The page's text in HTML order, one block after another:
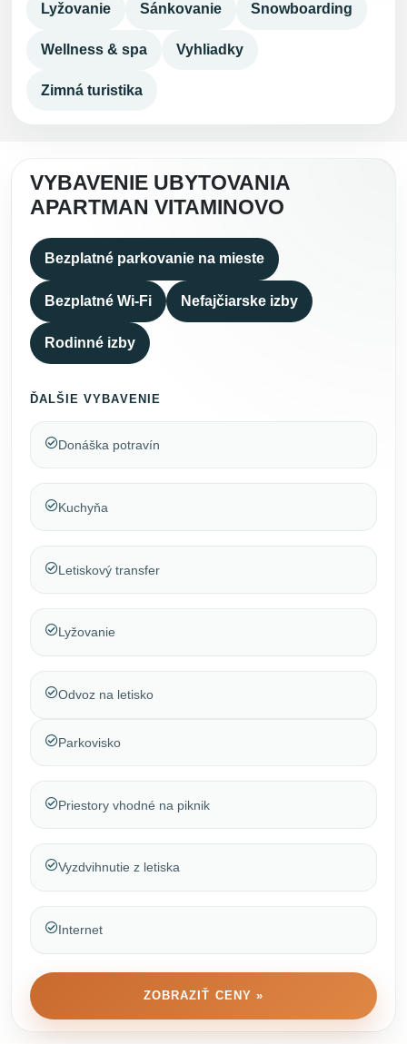
Lyžovanie Sánkovanie Snowboarding
Wellness & spa Vyhliadky
Zimná turistika
VYBAVENIE UBYTOVANIA
APARTMAN VITAMINOVO
Bezplatné parkovanie na mieste
Bezplatné Wi-Fi Nefajčiarske izby
Rodinné izby
ĎALŠIE VYBAVENIE
Donáška potravín
Kuchyňa
Letiskový transfer
Lyžovanie
Odvoz na letisko
Parkovisko
Priestory vhodné na piknik
Vyzdvihnutie z letiska
Internet
ZOBRAZIŤ CENY »